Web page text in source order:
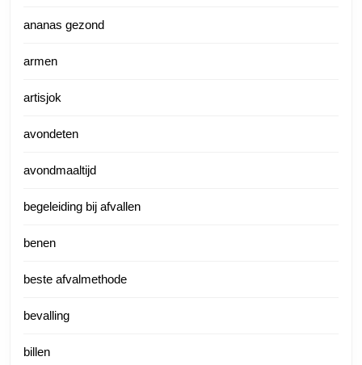
ananas gezond
armen
artisjok
avondeten
avondmaaltijd
begeleiding bij afvallen
benen
beste afvalmethode
bevalling
billen